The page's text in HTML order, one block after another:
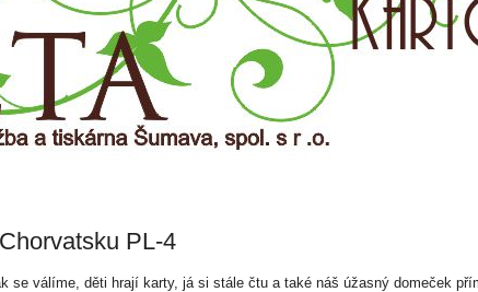
PL-4
se válíme, děti hrají karty, já si stále čtu a také náš úžasný domeček